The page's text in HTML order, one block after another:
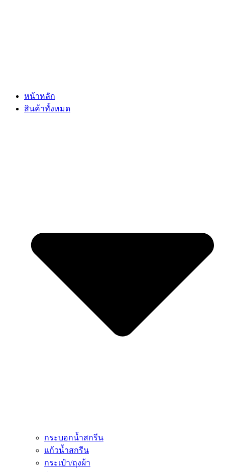
หน้าหลัก
สินค้าทั้งหมด
กระบอกน้ำสกรีน
แก้วน้ำสกรีน
กระเป๋า/ถุงผ้า